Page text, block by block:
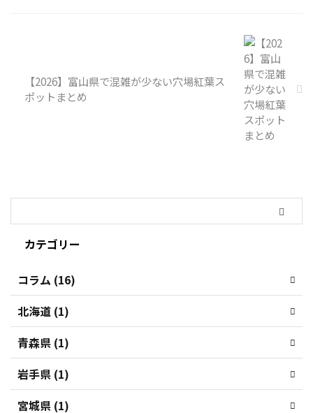
【2026】富山県で混雑が少ない穴場紅葉ス
ポットまとめ
カテゴリー
コラム (16)
北海道 (1)
青森県 (1)
岩手県 (1)
宮城県 (1)